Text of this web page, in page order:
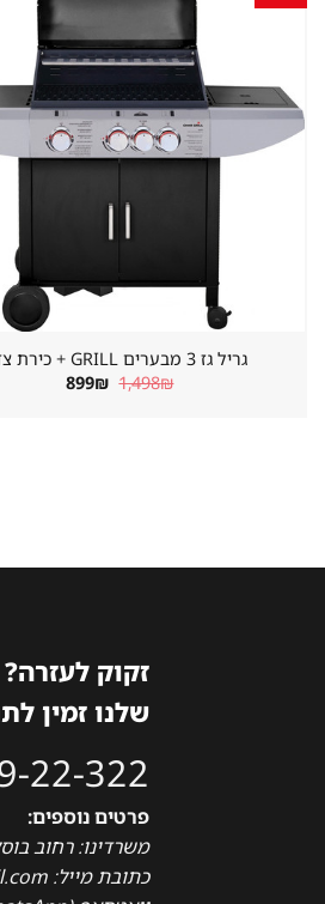
גריל גז 3 מבערים GRILL + כירת צד
1,498₪ המחיר
המקורי
899₪ המחיר
זקוק
שלנו זמין
22-322
פרטים נוספים:
משרדינו: רחוב בוסל 1
כתובת מייל: m4aisrael@gmail.com